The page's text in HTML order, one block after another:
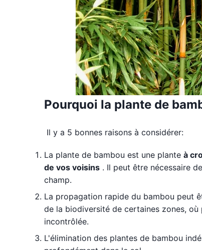
Pourquoi la plante de
Il y a 5 bonnes raisons à considérer:
La plante de bambou est une plante à
de vos voisins . Il peut être nécessaire
champ.
La propagation rapide du bambou peut
de la biodiversité de certaines zones,
incontrôlée.
L'élimination des plantes de bambou